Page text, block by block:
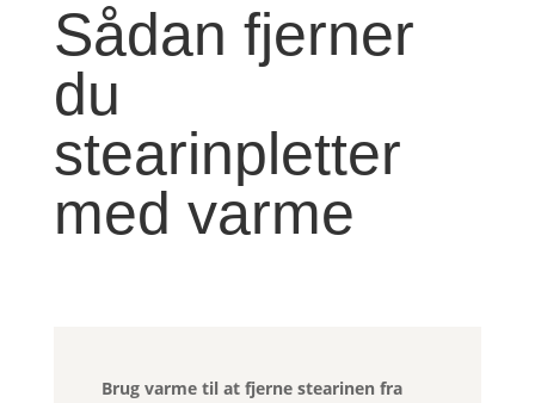
Sådan fjerner
du
stearinpletter
med varme
Brug varme til at fjerne stearinen fra